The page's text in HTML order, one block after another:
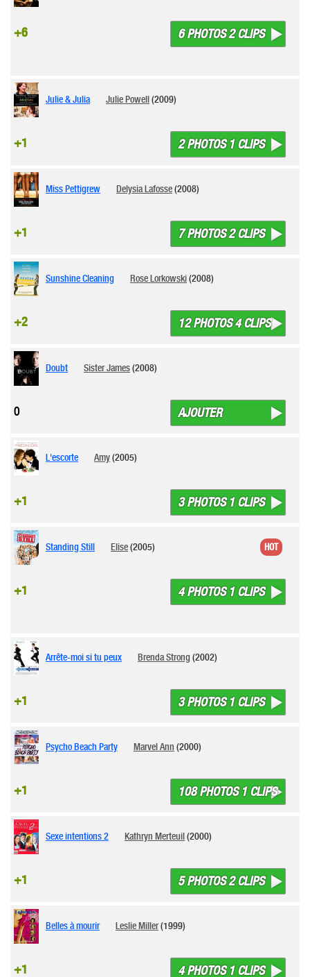
6 PHOTOS 2 CLIPS
+6
Julie & Julia Julie Powell(2009)
2 PHOTOS 1 CLIPS
+1
Miss Pettigrew Delysia Lafosse(2008)
7 PHOTOS 2 CLIPS
+1
Sunshine Cleaning Rose Lorkowski(2008)
12 PHOTOS 4 CLIPS
+2
Doubt Sister James(2008)
AJOUTER
0
L'escorte Amy(2005)
3 PHOTOS 1 CLIPS
+1
Standing Still Elise(2005)
4 PHOTOS 1 CLIPS
+1
HOT
Arrête-moi si tu peux Brenda Strong (2002)
3 PHOTOS 1 CLIPS
+1
Psycho Beach Party Marvel Ann (2000)
108 PHOTOS 1 CLIPS
+1
Sexe intentions 2 Kathryn Merteuil(2000)
5 PHOTOS 2 CLIPS
+1
Belles à mourir Leslie Miller(1999)
4 PHOTOS 1 CLIPS
+1